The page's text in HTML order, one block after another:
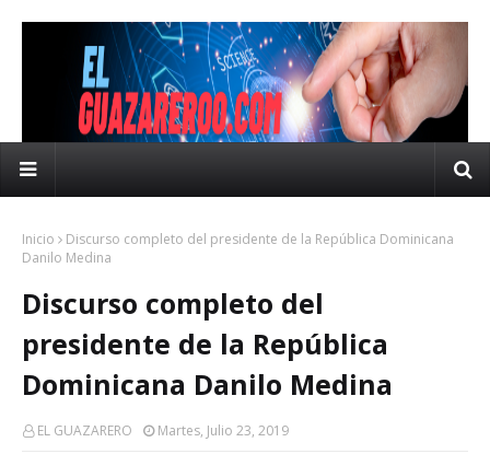
Inicio
Discurso completo del presidente de la República Dominicana
Danilo Medina
Discurso completo del
presidente de la República
Dominicana Danilo Medina
EL GUAZARERO Martes, Julio 23, 2019